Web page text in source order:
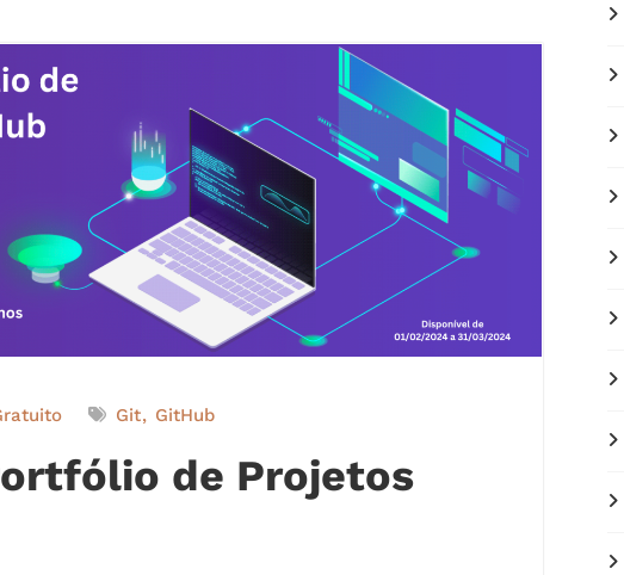
Git GitHub
de Projetos